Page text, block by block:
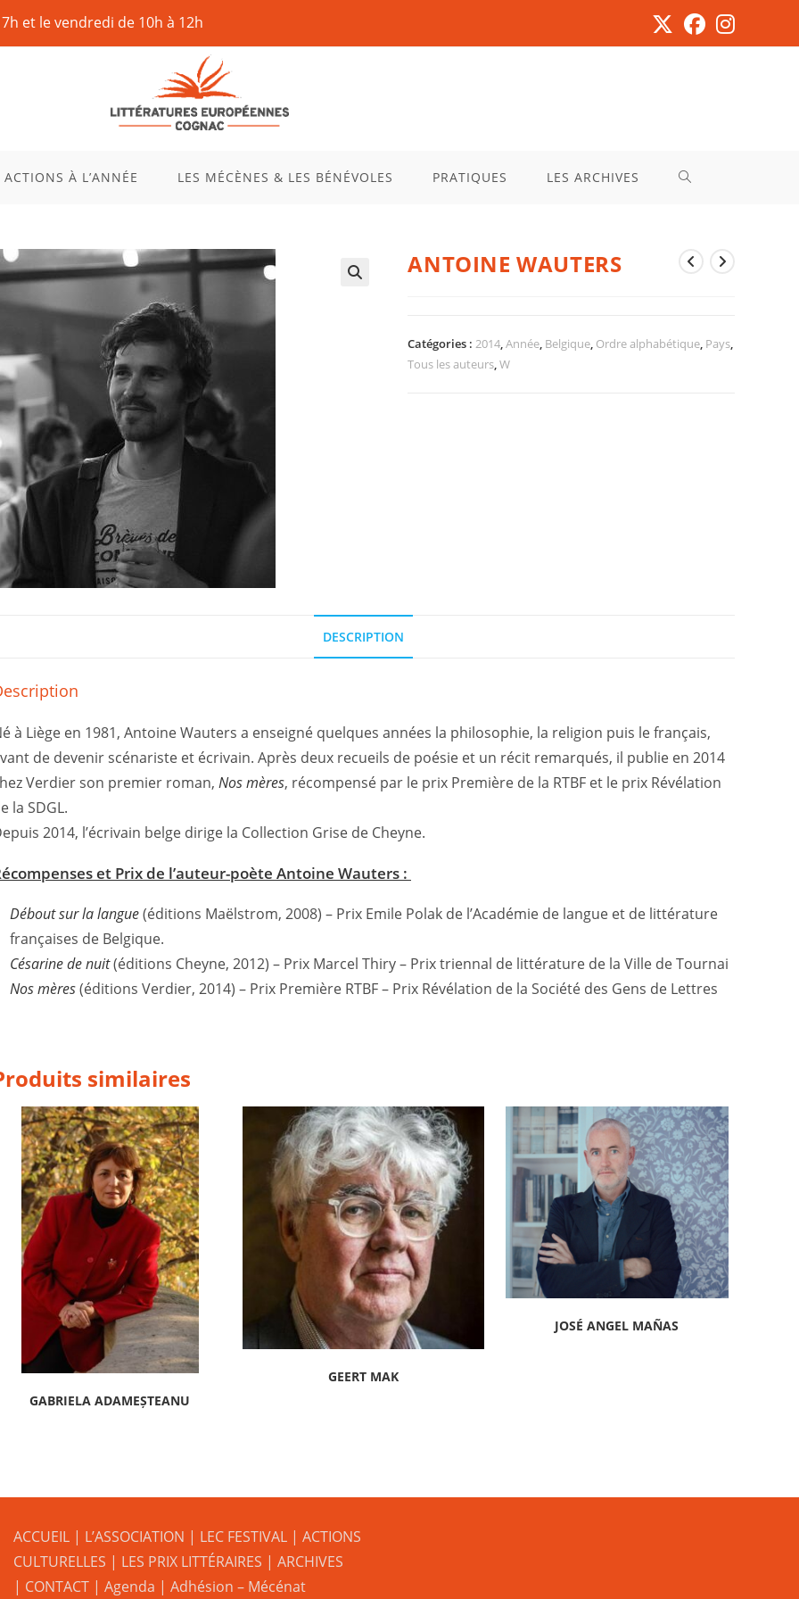
et le vendredi de 10h à 12h
ACTIONS À L’ANNÉE LES MÉCÈNES & LES BÉNÉVOLES PRATIQUES LES ARCHIVES
ANTOINE WAUTERS
Catégories :2014,Année, Belgique, Ordre alphabétique, Pays,
Tous les auteurs,W
DESCRIPTION
à Liège en 1981, Antoine Wauters a enseigné quelques années la philosophie, la religion puis le français,
de devenir scénariste et écrivain. Après deux recueils de poésie et un récit remarqués, il publie en 2014
Verdier son premier roman, Nos mères, récompensé par le prix Première de la RTBF et le prix Révélation
la SDGL.
2014, l’écrivain belge dirige la Collection Grise de Cheyne.
et Prix de l’auteur-poète Antoine Wauters :
Débout sur la langue(éditions Maëlstrom, 2008) – Prix Emile Polak de l’Académie de langue et de littérature
françaises de Belgique.
Césarine de nuit(éditions Cheyne, 2012) – Prix Marcel Thiry – Prix triennal de littérature de la Ville de Tournai
Nos mères(éditions Verdier, 2014) – Prix Première RTBF – Prix Révélation de la Société des Gens de Lettres
similaires
GABRIELA ADAMEȘTEANU
GEERT MAK
JOSÉ ANGEL MAÑAS
ACCUEIL| L’ASSOCIATION | LEC FESTIVAL| ACTIONS
CULTURELLES | LES PRIX LITTÉRAIRES | ARCHIVES
| CONTACT| Agenda | Adhésion – Mécénat